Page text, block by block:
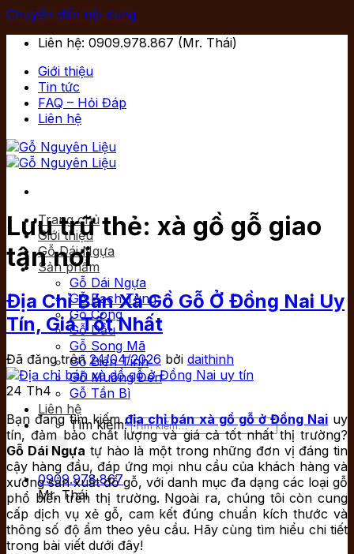
Chuyển đến nội dung
Liên hệ: 0909.978.867 (Mr. Thái)
Giới thiệu
Tin tức
FAQ – Hỏi Đáp
Liên hệ
Trang chủ
Giới thiệu
Gỗ Dái Ngựa
Sản phẩm
Gỗ Dái Ngựa
Gỗ Bạch Tùng
Gỗ Còng
Gỗ Dầu
Gỗ Song Mã
Gỗ Biến Tính
Gỗ Muồng Đen
Gỗ Tần Bì
Liên hệ
Tìm kiếm:
0909.978.867
Mr. Thái
Lưu trữ thẻ: xà gồ gỗ giao
tận nơi
Địa Chỉ Bán Xà Gồ Gỗ Ở Đồng Nai Uy
Tín, Giá Tốt Nhất
Đã đăng trên 24/04/2026 bởi daithinh
24 Th4
Bạn đang tìm kiếmđịa chỉ bán xà gồ gỗ ở Đồng Naiuy
tín, đảm bảo chất lượng và giá cả tốt nhất thị trường?
Gỗ Dái Ngựa tự hào là một trong những đơn vị đáng tin
cậy hàng đầu, đáp ứng mọi nhu cầu của khách hàng và
xưởng sản xuất đồ gỗ, với danh mục đa dạng các loại gỗ
phổ biến trên thị trường. Ngoài ra, chúng tôi còn cung
cấp dịch vụ xẻ gỗ, cam kết đúng chuẩn kích thước và
thông số độ ẩm theo yêu cầu. Hãy cùng tìm hiểu chi tiết
trong bài viết dưới đây!